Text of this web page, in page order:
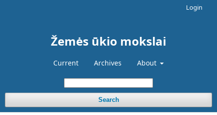
Žemės ūkio mokslai
Current Archives About
Search
Login